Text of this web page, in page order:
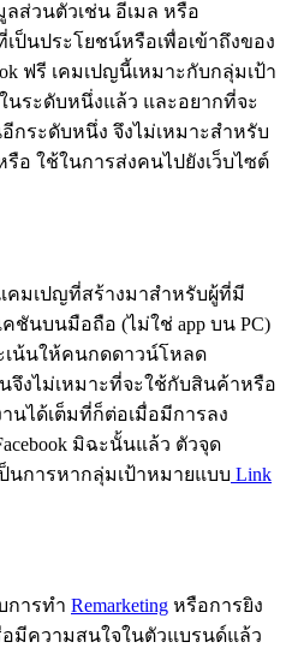
ส่วนตัวเช่น อีเมล หรือ
ป็นประโยชน์หรือเพื่อเข้าถึงของ
ฟรี เคมเปญนี้เหมาะกับกลุ่มเป้า
นระดับหนึ่งแล้ว และอยากที่จะ
กระดับหนึ่ง จึงไม่เหมาะสำหรับ
อ ใช้ในการส่งคนไปยังเว็บไซต์
คมเปญที่สร้างมาสำหรับผู้ที่มี
ชันบนมือถือ (ไม่ใช่ app บน PC)
เน้นให้คนกดดาวน์โหลด
งไม่เหมาะที่จะใช้กับสินค้าหรือ
นได้เต็มที่ก็ต่อเมื่อมีการลง
มิฉะนั้นแล้ว ตัวจุด
นการหากลุ่มเป้าหมายแบบ Link
การทำ Remarketing หรือการยิง
ความสนใจในตัวแบรนด์แล้ว